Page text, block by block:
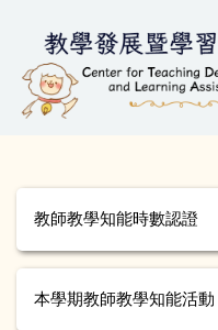
主
內
教師教學知能時數認證
本學期教師教學知能活動